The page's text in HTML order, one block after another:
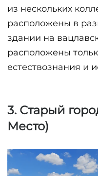
из нескольких
расположены в
здании на
расположены
естествознания и
3. Старый
Место)